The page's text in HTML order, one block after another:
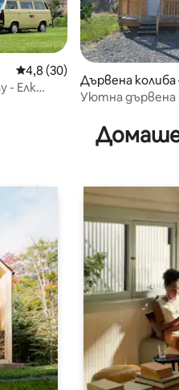
Средна оценка: 4,8 от 5, 30
4,8 (30)
- Елк
Дървена колиба
Уютна дървена